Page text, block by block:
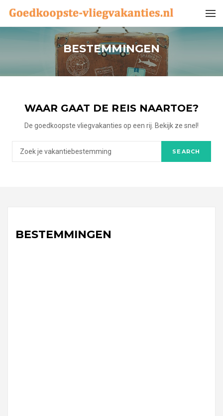
BESTEMMINGEN
WAAR GAAT DE REIS NAARTOE?
De goedkoopste vliegvakanties op een rij. Bekijk ze snel!
BESTEMMINGEN